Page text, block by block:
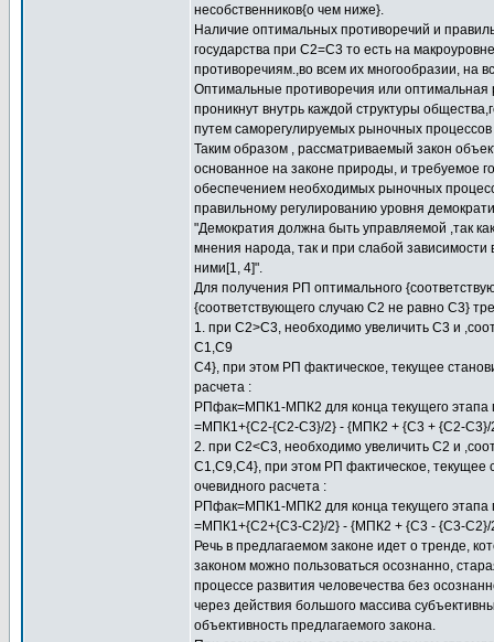
несобственников{о чем ниже}.
Наличие оптимальных противоречий и
государства при С2=С3 то есть на
противоречиям.,во всем их многообразии, на
Оптимальные противоречия или оптимальная
проникнут внутрь каждой структуры
путем саморегулируемых рыночных процессов
Таким образом , рассматриваемый закон
основанное на законе природы, и требуемое
обеспечением необходимых рыночных
правильному регулированию уровня
"Демократия должна быть управляемой ,так
мнения народа, так и при слабой зависимости
ними[1, 4]".
Для получения РП оптимального
{соответствующего случаю С2 не равно С3}
1. при С2>С3, необходимо увеличить С3 и
С1,С9
С4}, при этом РП фактическое, текущее
расчета :
РПфак=МПК1-МПК2 для конца текущего этапа
=МПК1+{С2-{C2-C3}/2} - {МПК2 + {С3 + {С2-
2. при С2<С3, необходимо увеличить С2 и
С1,С9,С4}, при этом РП фактическое,
очевидного расчета :
РПфак=МПК1-МПК2 для конца текущего этапа
=МПК1+{С2+{C3-C2}/2} - {МПК2 + {С3 - {С3-
Речь в предлагаемом законе идет о тренде,
законом можно пользоваться осознанно,
процессе развития человечества без
через действия большого массива
объективность предлагаемого закона.